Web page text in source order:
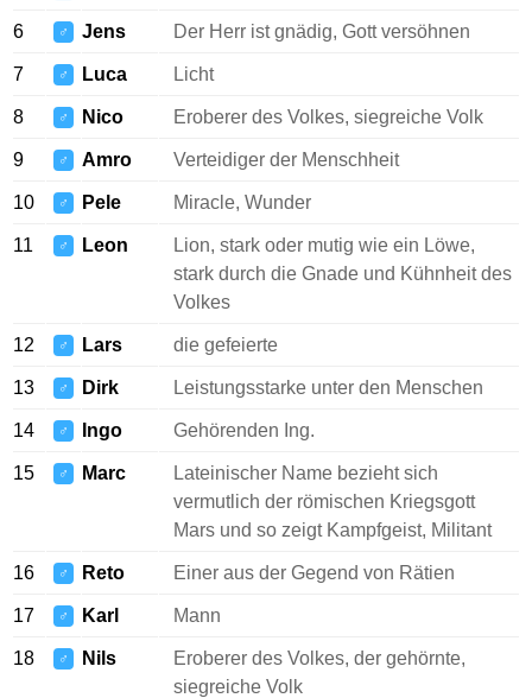
6 ♂ Jens Der Herr ist gnädig, Gott versöhnen
7 ♂ Luca Licht
8 ♂ Nico Eroberer des Volkes, siegreiche Volk
9 ♂ Amro Verteidiger der Menschheit
10 ♂ Pele Miracle, Wunder
11 ♂ Leon
Lion, stark oder mutig wie ein Löwe,
stark durch die Gnade und Kühnheit des
Volkes
12 ♂ Lars die gefeierte
13 ♂ Dirk Leistungsstarke unter den Menschen
14 ♂ Ingo Gehörenden Ing.
15 ♂ Marc
Lateinischer Name bezieht sich
vermutlich der römischen Kriegsgott
Mars und so zeigt Kampfgeist, Militant
16 ♂ Reto Einer aus der Gegend von Rätien
17 ♂ Karl Mann
18 ♂ Nils
Eroberer des Volkes, der gehörnte,
siegreiche Volk